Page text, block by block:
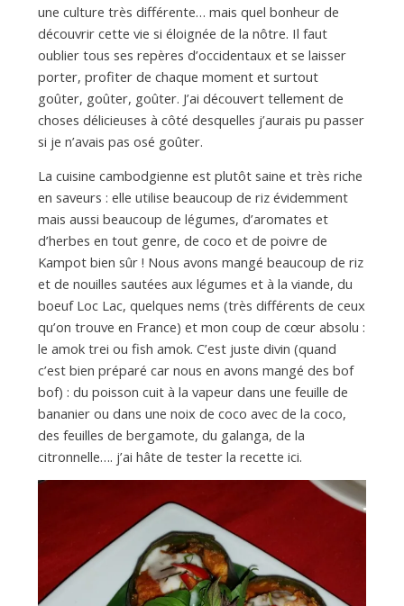
une culture très différente… mais quel bonheur de
découvrir cette vie si éloignée de la nôtre. Il faut
oublier tous ses repères d’occidentaux et se laisser
porter, profiter de chaque moment et surtout
goûter, goûter, goûter. J’ai découvert tellement de
choses délicieuses à côté desquelles j’aurais pu passer
si je n’avais pas osé goûter.
La cuisine cambodgienne est plutôt saine et très riche
en saveurs : elle utilise beaucoup de riz évidemment
mais aussi beaucoup de légumes, d’aromates et
d’herbes en tout genre, de coco et de poivre de
Kampot bien sûr ! Nous avons mangé beaucoup de riz
et de nouilles sautées aux légumes et à la viande, du
boeuf Loc Lac, quelques nems (très différents de ceux
qu’on trouve en France) et mon coup de cœur absolu :
le amok trei ou fish amok. C’est juste divin (quand
c’est bien préparé car nous en avons mangé des bof
bof) : du poisson cuit à la vapeur dans une feuille de
bananier ou dans une noix de coco avec de la coco,
des feuilles de bergamote, du galanga, de la
citronnelle…. j’ai hâte de tester la recette ici.